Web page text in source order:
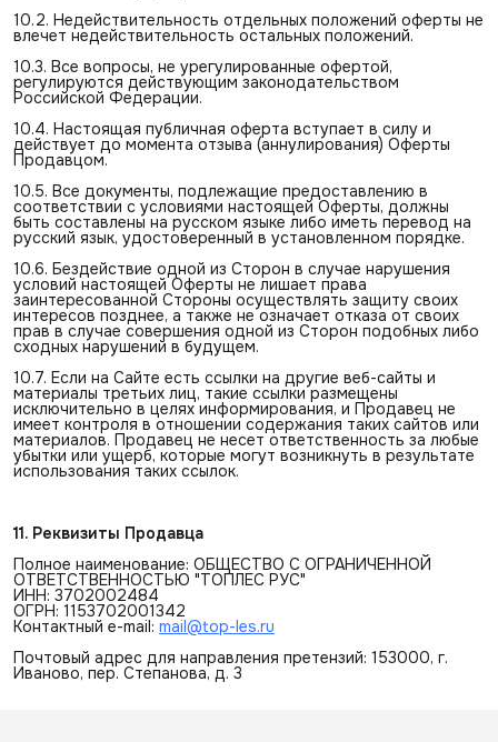
10.2. Недействительность отдельных положений оферты не
влечет недействительность остальных положений.
10.3. Все вопросы, не урегулированные офертой,
регулируются действующим законодательством
Российской Федерации.
10.4. Настоящая публичная оферта вступает в силу и
действует до момента отзыва (аннулирования) Оферты
Продавцом.
10.5. Все документы, подлежащие предоставлению в
соответствии с условиями настоящей Оферты, должны
быть составлены на русском языке либо иметь перевод на
русский язык, удостоверенный в установленном порядке.
10.6. Бездействие одной из Сторон в случае нарушения
условий настоящей Оферты не лишает права
заинтересованной Стороны осуществлять защиту своих
интересов позднее, а также не означает отказа от своих
прав в случае совершения одной из Сторон подобных либо
сходных нарушений в будущем.
10.7. Если на Сайте есть ссылки на другие веб-сайты и
материалы третьих лиц, такие ссылки размещены
исключительно в целях информирования, и Продавец не
имеет контроля в отношении содержания таких сайтов или
материалов. Продавец не несет ответственность за любые
убытки или ущерб, которые могут возникнуть в результате
использования таких ссылок.
11. Реквизиты Продавца
Полное наименование: ОБЩЕСТВО С ОГРАНИЧЕННОЙ
ОТВЕТСТВЕННОСТЬЮ "ТОПЛЕС РУС"
ИНН: 3702002484
ОГРН: 1153702001342
Контактный e-mail: mail@top-les.ru
Почтовый адрес для направления претензий: 153000, г.
Иваново, пер. Степанова, д. 3